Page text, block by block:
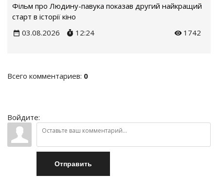
Фільм про Людину-павука показав другий найкращий
старт в історії кіно
03.08.2026
12:24 1742
Всего комментариев: 0
Войдите:
Отправить